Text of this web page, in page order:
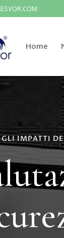
Home
IMPATTI